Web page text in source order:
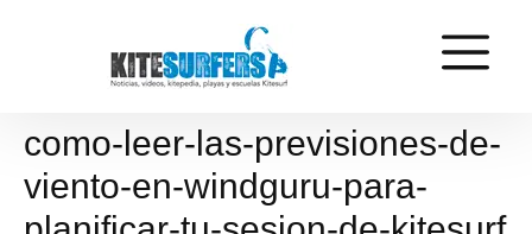
como-leer-las-previsiones-de-
viento-en-windguru-para-